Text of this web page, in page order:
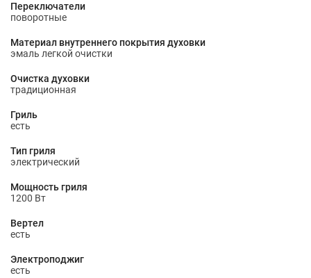
Переключатели
поворотные
Материал внутреннего покрытия духовки
эмаль легкой очистки
Очистка духовки
традиционная
Гриль
есть
Тип гриля
электрический
Мощность гриля
1200 Вт
Вертел
есть
Электроподжиг
есть